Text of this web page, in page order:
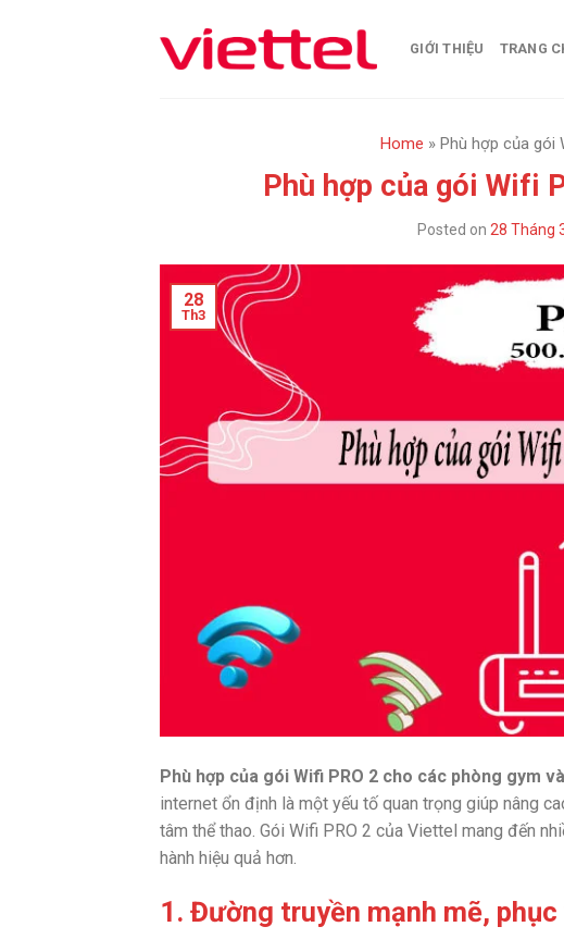
GIỚI THIỆU TRANG
Home » Phù hợp của gói
Phù hợp của gói Wifi
Posted on 28 Tháng
28
Th3
Phù hợp của gói Wifi PRO 2 cho các phòng gym
internet ổn định là một yếu tố quan trọng giúp nâng
tâm thể thao. Gói Wifi PRO 2 của Viettel mang đến
hành hiệu quả hơn.
1. Đường truyền mạnh mẽ,